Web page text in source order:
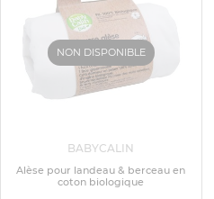
NON DISPONIBLE
BABYCALIN
Alèse pour landeau & berceau en
coton biologique